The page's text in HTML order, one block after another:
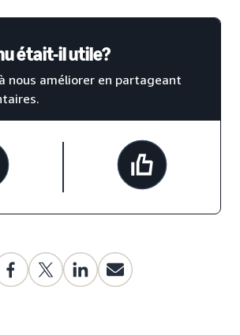
était-il utile?
nous améliorer en partageant